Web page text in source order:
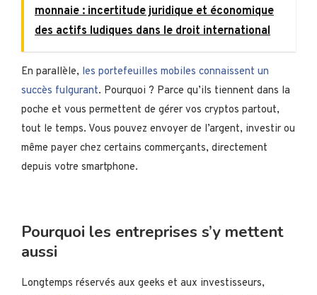
monnaie : incertitude juridique et économique
des actifs ludiques dans le droit international
En parallèle, les portefeuilles mobiles connaissent un
succès fulgurant. Pourquoi ? Parce qu’ils tiennent dans la
poche et vous permettent de gérer vos cryptos partout,
tout le temps. Vous pouvez envoyer de l’argent, investir ou
même payer chez certains commerçants, directement
depuis votre smartphone.
Pourquoi les entreprises s’y mettent
aussi
Longtemps réservés aux geeks et aux investisseurs,